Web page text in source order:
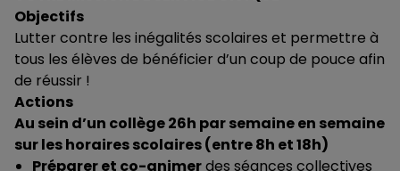
Objectifs
Lutter contre les inégalités scolaires et permettre à
tous les élèves de bénéficier d’un coup de pouce afin
de réussir !
Actions
Au sein d’un collège 26h par semaine en semaine
sur les horaires scolaires (entre 8h et 18h)
Préparer et co-animerdes séances collectives